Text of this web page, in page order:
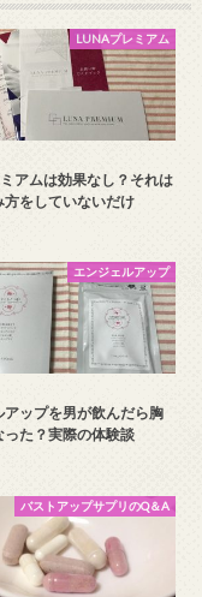
LUNAプレミアム
アムは効果なし？それは
方をしていないだけ
エンジェルアップ
アップを男が飲んだら胸
った？実際の体験談
バストアップサプリのQ＆A